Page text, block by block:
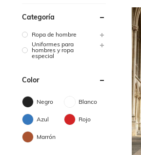
Categoría
Ropa de hombre
Uniformes para
hombres y ropa
especial
Color
Negro Blanco
Azul Rojo
Marrón